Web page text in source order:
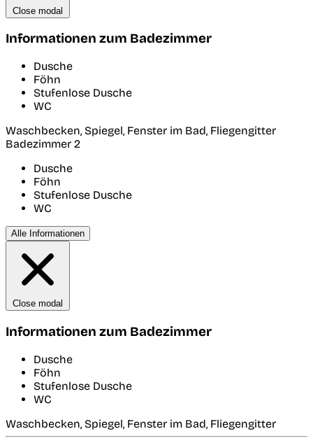
Close modal
Informationen zum Badezimmer
Dusche
Föhn
Stufenlose Dusche
WC
Waschbecken, Spiegel, Fenster im Bad, Fliegengitter
Badezimmer 2
Dusche
Föhn
Stufenlose Dusche
WC
Alle Informationen
Close modal
Informationen zum Badezimmer
Dusche
Föhn
Stufenlose Dusche
WC
Waschbecken, Spiegel, Fenster im Bad, Fliegengitter